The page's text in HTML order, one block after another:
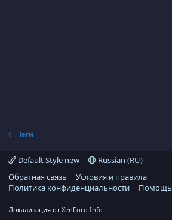
Теги
Default Style new
Russian (RU)
Обратная связь
Условия и правила
Политика конфиденциальности
Помощь
Локализация от XenForo.Info